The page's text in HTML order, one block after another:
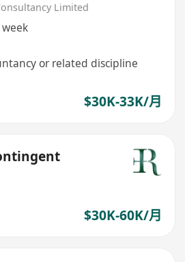
Limited
or related discipline
$30K-33K/月
$30K-60K/月